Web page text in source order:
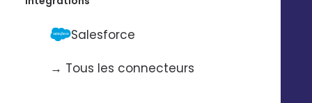
Salesforce
→ Tous les connecteurs